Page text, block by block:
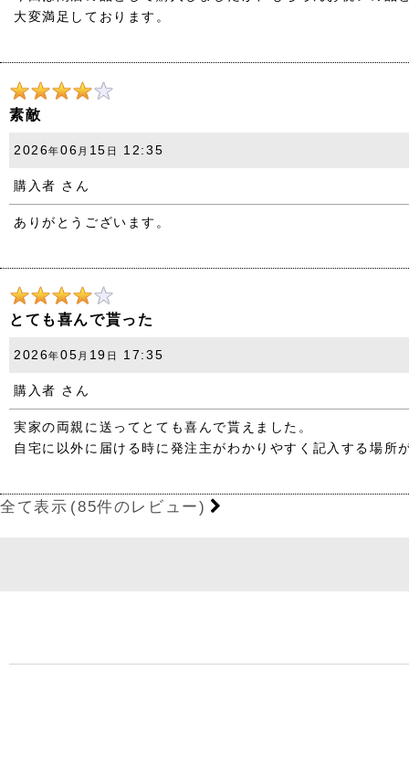
大変満足しております。
素敵
2026年06 月 15 日 12:35
購入者 さん
ありがとうございます。
とても喜んで貰った
2026年05 月 19 日 17:35
購入者 さん
実家の両親に送ってとても喜んで貰えました。
自宅に以外に届ける時に発注主がわかりやすく記入する場所
全て表示 (85件のレビュー)